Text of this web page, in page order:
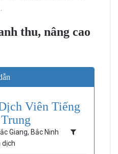
thu, nâng cao
Viên Tiếng
Giang, Bắc Ninh
dịch